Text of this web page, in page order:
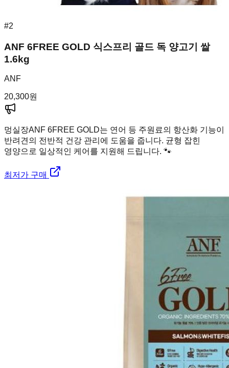
#2
ANF 6FREE GOLD 식스프리 골드 독 양고기 쌀
1.6kg
ANF
20,300원
멍실장ANF 6FREE GOLD는 연어 등 주원료의 항산화 기능이
반려견의 전반적 건강 관리에 도움을 줍니다. 균형 잡힌
영양으로 일상적인 케어를 지원해 드립니다. 🐾
최저가 구매